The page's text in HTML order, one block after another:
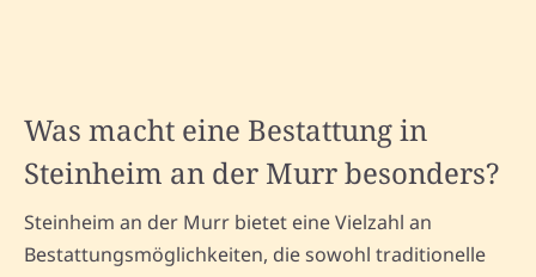
Was macht eine Bestattung in
Steinheim an der Murr besonders?
Steinheim an der Murr bietet eine Vielzahl an
Bestattungsmöglichkeiten, die sowohl traditionelle